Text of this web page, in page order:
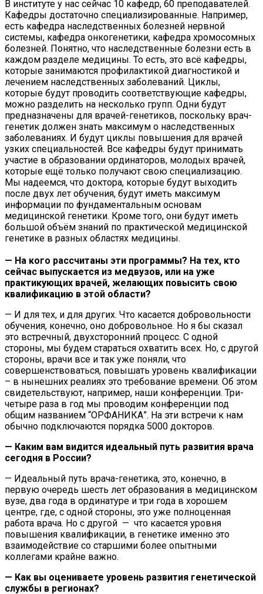
В институте у нас сейчас 10 кафедр, 60 преподавателей.
Кафедры достаточно специализированные. Например,
есть кафедра наследственных болезней нервной
системы, кафедра онкогенетики, кафедра хромосомных
болезней. Понятно, что наследственные болезни есть в
каждом разделе медицины. То есть, это всё кафедры,
которые занимаются профилактикой диагностикой и
лечением наследственных заболеваний. Циклы,
которые будут проводить соответствующие кафедры,
можно разделить на несколько групп. Одни будут
предназначены для врачей-генетиков, поскольку врач-
генетик должен знать максимум о наследственных
заболеваниях. И будут циклы повышения для врачей
узких специальностей. Все кафедры будут принимать
участие в образовании ординаторов, молодых врачей,
которые ещё только получают свою специализацию.
Мы надеемся, что доктора, которые будут выходить
после двух лет обучения, будут иметь максимум
информации по фундаментальным основам
медицинской генетики. Кроме того, они будут иметь
большой объём знаний по практической медицинской
генетике в разных областях медицины.
— На кого рассчитаны эти программы? На тех, кто
сейчас выпускается из медвузов, или на уже
практикующих врачей, желающих повысить свою
квалификацию в этой области?
— И для тех, и для других. Что касается добровольности
обучения, конечно, оно добровольное. Но я бы сказал
это встречный, двухсторонний процесс. С одной
стороны, мы будем стараться охватить всех. Но, с другой
стороны, врачи все и так уже поняли, что
совершенствоваться, повышать уровень квалификации
– в нынешних реалиях это требование времени. Об этом
свидетельствуют, например, наши конференции. Три-
четыре раза в год мы проводим конференции под
общим названием “ОРФАНИКА”. На эти встречи к нам
обычно подключаются порядка 5000 докторов.
— Каким вам видится идеальный путь развития врача
сегодня в России?
— Идеальный путь врача-генетика, это, конечно, в
первую очередь шесть лет образования в медицинском
вузе, два года в ординатуре и три года в хорошем
центре, где, с одной стороны, это уже полноценная
работа врача. Но с другой — что касается уровня
повышения квалификации, в генетике именно это
взаимодействие со старшими более опытными
коллегами крайне важно.
— Как вы оцениваете уровень развития генетической
службы в регионах?